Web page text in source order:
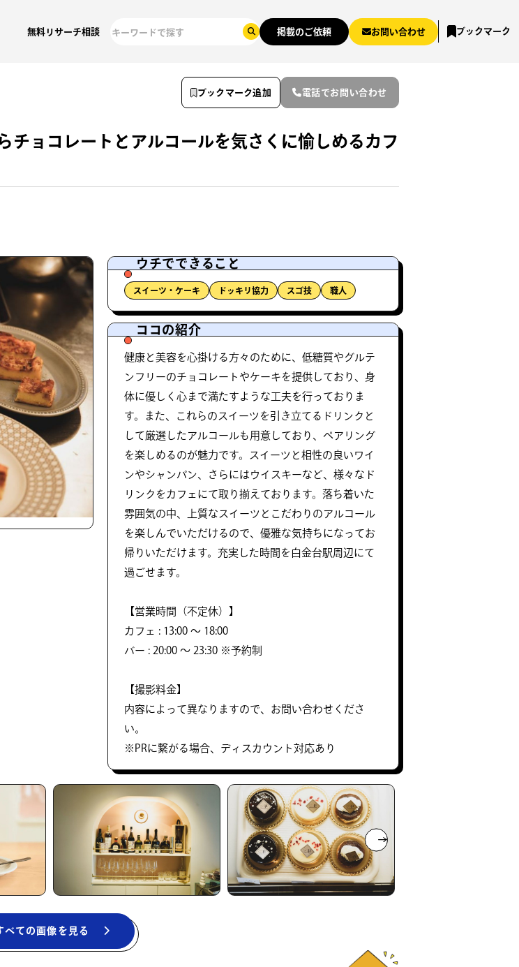
無料リサーチ相談 掲載のご依頼 お問い合わせ ブックマーク
チョコレートとアルコールを気さくに愉しめるカフ
ウチでできること
スイーツ・ケーキ ドッキリ協力 スゴ技 職人
ココの紹介
健康と美容を心掛ける方々のために、低糖質やグルテ
ンフリーのチョコレートやケーキを提供しており、身
体に優しく心まで満たすような工夫を行っておりま
す。また、これらのスイーツを引き立てるドリンクと
して厳選したアルコールも用意しており、ペアリング
を楽しめるのが魅力です。スイーツと相性の良いワイ
ンやシャンパン、さらにはウイスキーなど、様々なド
リンクをカフェにて取り揃えております。落ち着いた
雰囲気の中、上質なスイーツとこだわりのアルコール
を楽しんでいただけるので、優雅な気持ちになってお
帰りいただけます。充実した時間を白金台駅周辺にて
過ごせます。
【営業時間（不定休）】
カフェ : 13:00 ～ 18:00
バー : 20:00 ～ 23:30 ※予約制
【撮影料金】
内容によって異なりますので、お問い合わせくださ
い。
※PRに繋がる場合、ディスカウント対応あり
べての画像を見る
ブックマーク追加 電話でお問い合わせ